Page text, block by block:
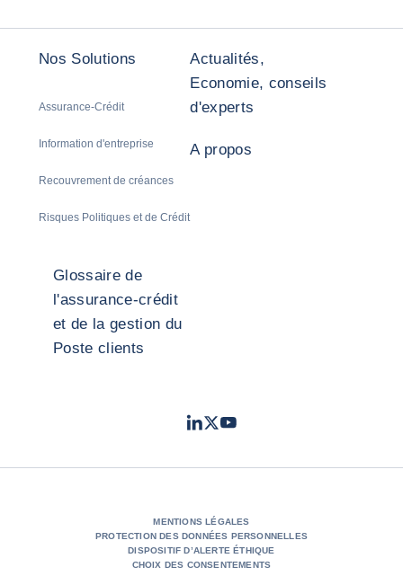
Nos Solutions
Assurance-Crédit
Information d'entreprise
Recouvrement de créances
Risques Politiques et de Crédit
Actualités,
Economie, conseils
d'experts
A propos
Glossaire de
l'assurance-crédit
et de la gestion du
Poste clients
LinkedIn
TwitterYoutube
MENTIONS LÉGALES
PROTECTION DES DONNÉES PERSONNELLES
DISPOSITIF D’ALERTE ÉTHIQUE
CHOIX DES CONSENTEMENTS